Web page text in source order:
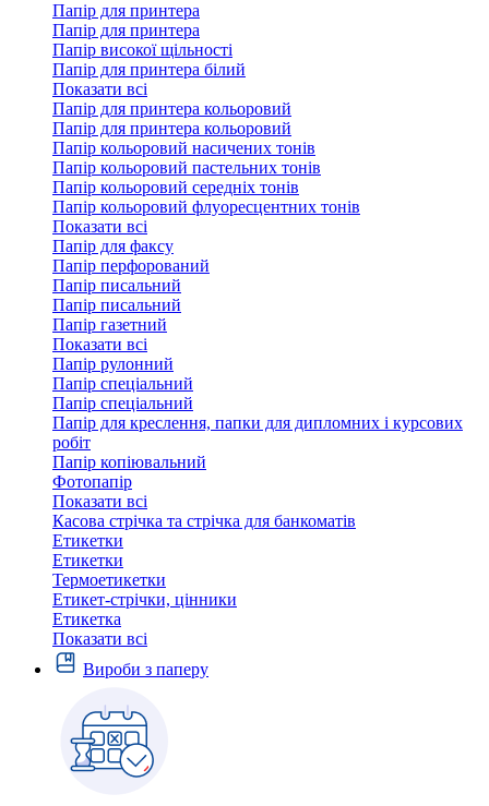
Папір для принтера
Папір для принтера
Папір високої щільності
Папір для принтера білий
Показати всі
Папір для принтера кольоровий
Папір для принтера кольоровий
Папір кольоровий насичених тонів
Папір кольоровий пастельних тонів
Папір кольоровий середніх тонів
Папір кольоровий флуоресцентних тонів
Показати всі
Папір для факсу
Папір перфорований
Папір писальний
Папір писальний
Папір газетний
Показати всі
Папір рулонний
Папір спеціальний
Папір спеціальний
Папір для креслення, папки для дипломних і курсових
робіт
Папір копіювальний
Фотопапір
Показати всі
Касова стрічка та стрічка для банкоматів
Етикетки
Етикетки
Термоетикетки
Етикет-стрічки, цінники
Етикетка
Показати всі
Вироби з паперу